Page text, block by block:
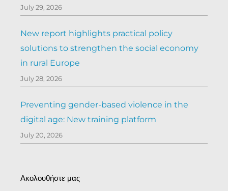
July 29, 2026
New report highlights practical policy
solutions to strengthen the social economy
in rural Europe
July 28, 2026
Preventing gender-based violence in the
digital age: New training platform
July 20, 2026
Ακολουθήστε μας